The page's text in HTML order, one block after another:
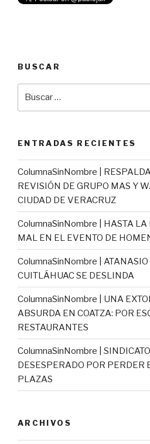
BUSCAR
ENTRADAS RECIENTES
ColumnaSinNombre |
REVISIÓN DE GRUPO MAS Y
CIUDAD DE VERACRUZ
ColumnaSinNombre | HASTA
MAL EN EL EVENTO DE
ColumnaSinNombre | ATANASIO
CUITLÁHUAC SE DESLINDA
ColumnaSinNombre | UNA
ABSURDA EN COATZA: POR
RESTAURANTES
ColumnaSinNombre |
DESESPERADO POR PERDER
PLAZAS
ARCHIVOS